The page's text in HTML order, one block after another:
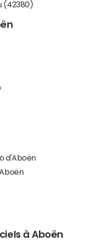
(42380)
d'Aboën
à Aboën